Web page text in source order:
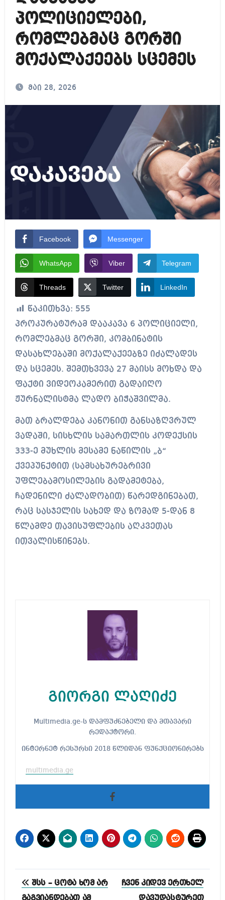
პოლიციელები,
რომლებმაც გორში
მოქალაქეებს სცემეს
მაი 28, 2026
Facebook Messenger
WhatsApp Viber Telegram
Threads Twitter LinkedIn
წაკითხვა: 555
პროკურატურამ დააკავა 6 პოლიციელი,
რომლებმაც გორში, კომბინატის
დასახლებაში მოქალაქეებზე იძალადეს
და სცემეს. შემთხვევა 27 მაისს მოხდა და
ფაქტი ვიდეოკამერით გადაიღო
ჟურნალისტმა ლადო ბიჭაშვილმა.
მათ ბრალდება კანონით განსაზღვრულ
ვადაში, სისხლის სამართლის კოდექსის
333-ე მუხლის მესამე ნაწილის „ბ“
ქვეპუნქტით (სამსახურებრივი
უფლებამოსილების გადამეტება,
ჩადენილი ძალადობით) წარედგინებათ,
რაც სასჯელის სახედ და ზომად 5-დან 8
წლამდე თავისუფლების აღკვეთას
ითვალისწინებს.
გიორგი ლაღიძე
Multimedia.ge-ს დამფუძნებელი და მთავარი
რედაქტორი.
ინტერნეტ რესურსი 2018 წლიდან ფუნქციონირებს
multimedia.ge
პოსტის
შსს – ცოტა ხომ არ
გაგვიანდებათ ამ
ჩვენ კიდევ ერთხელ
დავუდასტურეთ